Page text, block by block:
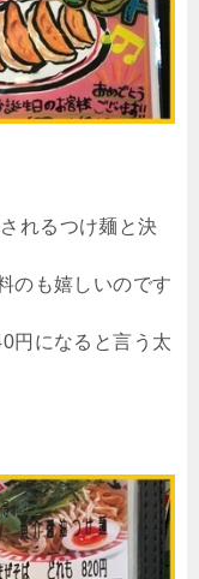
れるつけ麺と決
のも嬉しいのです
円になると言う太